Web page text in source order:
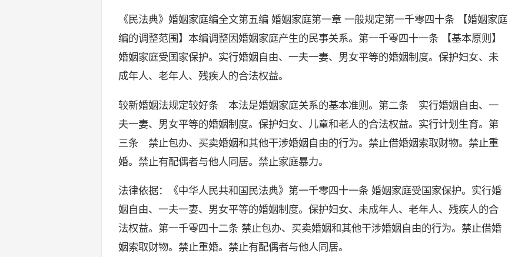
《民法典》婚姻家庭编全文第五编 婚姻家庭第一章 一般规定第一千零四十条 【婚姻家庭
编的调整范围】本编调整因婚姻家庭产生的民事关系。第一千零四十一条 【基本原则】
婚姻家庭受国家保护。实行婚姻自由、一夫一妻、男女平等的婚姻制度。保护妇女、未
成年人、老年人、残疾人的合法权益。
较新婚姻法规定较好条 本法是婚姻家庭关系的基本准则。第二条 实行婚姻自由、一
夫一妻、男女平等的婚姻制度。保护妇女、儿童和老人的合法权益。实行计划生育。第
三条 禁止包办、买卖婚姻和其他干涉婚姻自由的行为。禁止借婚姻索取财物。禁止重
婚。禁止有配偶者与他人同居。禁止家庭暴力。
法律依据：《中华人民共和国民法典》第一千零四十一条 婚姻家庭受国家保护。实行婚
姻自由、一夫一妻、男女平等的婚姻制度。保护妇女、未成年人、老年人、残疾人的合
法权益。第一千零四十二条 禁止包办、买卖婚姻和其他干涉婚姻自由的行为。禁止借婚
姻索取财物。禁止重婚。禁止有配偶者与他人同居。